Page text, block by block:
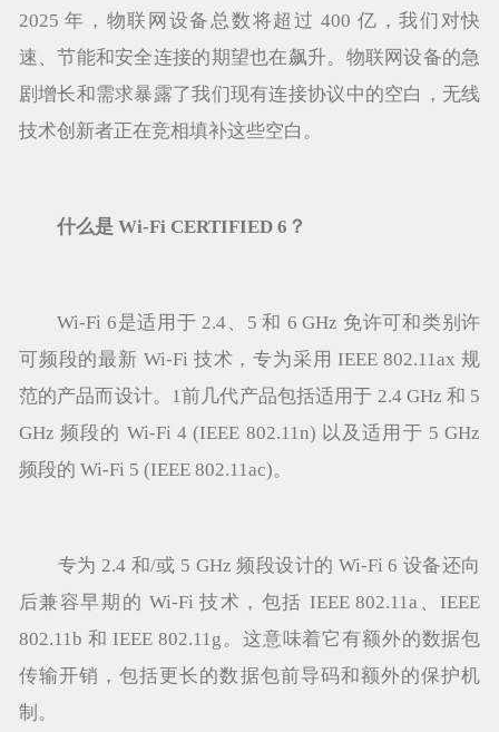
2025 年，物联网设备总数将超过 400 亿，我们对快
速、节能和安全连接的期望也在飙升。物联网设备的急
剧增长和需求暴露了我们现有连接协议中的空白，无线
技术创新者正在竞相填补这些空白。
什么是 Wi-Fi CERTIFIED 6？
Wi-Fi 6是适用于 2.4、5 和 6 GHz 免许可和类别许
可频段的最新 Wi-Fi 技术，专为采用 IEEE 802.11ax 规
范的产品而设计。1前几代产品包括适用于 2.4 GHz 和 5
GHz 频段的 Wi-Fi 4 (IEEE 802.11n) 以及适用于 5 GHz
频段的 Wi-Fi 5 (IEEE 802.11ac)。
专为 2.4 和/或 5 GHz 频段设计的 Wi-Fi 6 设备还向
后兼容早期的 Wi-Fi 技术，包括 IEEE 802.11a、IEEE
802.11b 和 IEEE 802.11g。这意味着它有额外的数据包
传输开销，包括更长的数据包前导码和额外的保护机
制。